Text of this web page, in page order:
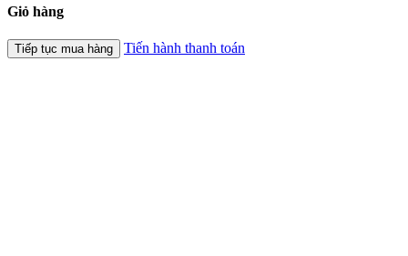
Giỏ hàng
Tiếp tục mua hàng Tiến hành thanh toán